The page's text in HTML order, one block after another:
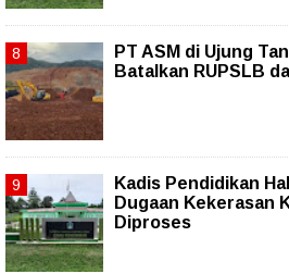
PT ASM di Ujung
Batalkan RUPSLB
Kadis Pendidikan
Dugaan Kekerasan
Diproses